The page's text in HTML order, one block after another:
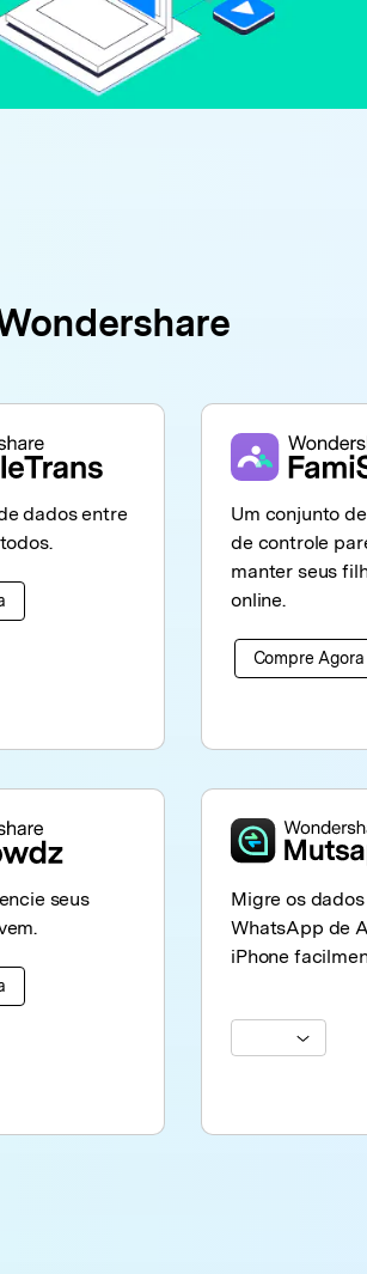
dados entre
Um conjunto
de controle
manter seus
online.
Compre Agora
seus
Migre os
WhatsApp de
iPhone